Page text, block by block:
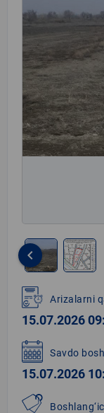
1
of
2
keyboard_arrow_left
Arizalarni
15.07.2026
Savdo
15.07.2026